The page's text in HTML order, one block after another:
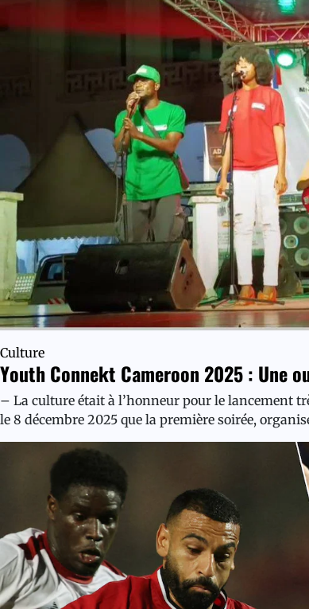
Culture
Youth Connekt Cameroon 2025 : Une
– La culture était à l’honneur pour le lancement
le 8 décembre 2025 que la première soirée,